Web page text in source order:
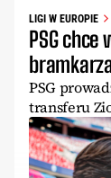
LIGI W EUROPIE
PSG
PSG
transferu